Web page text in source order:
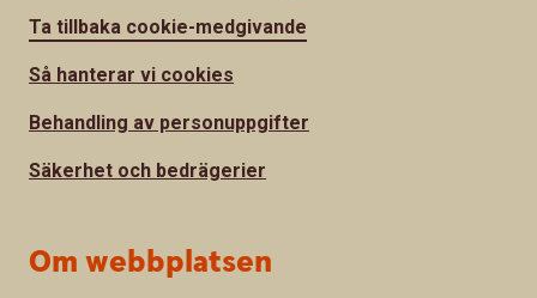
Ta tillbaka cookie-medgivande
Så hanterar vi cookies
Behandling av personuppgifter
Säkerhet och bedrägerier
Om webbplatsen